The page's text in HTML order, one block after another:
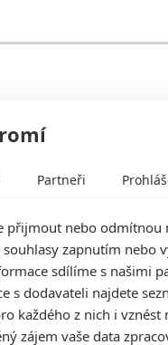
Partneři
přijmout nebo
zapnutím nebo
sdílíme s našimi
s dodavateli najdete
každého z nich i
zájem vaše data